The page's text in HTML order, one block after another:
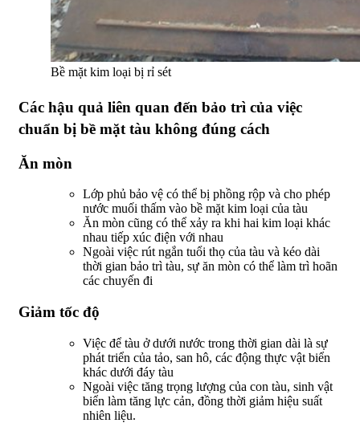
Bề mặt kim loại bị rỉ sét
Các hậu quả liên quan đến bảo trì của việc
chuẩn bị bề mặt tàu không đúng cách
Ăn mòn
Lớp phủ bảo vệ có thể bị phồng rộp và cho phép
nước muối thấm vào bề mặt kim loại của tàu
Ăn mòn cũng có thể xảy ra khi hai kim loại khác
nhau tiếp xúc điện với nhau
Ngoài việc rút ngắn tuổi thọ của tàu và kéo dài
thời gian bảo trì tàu, sự ăn mòn có thể làm trì hoãn
các chuyến đi
Giảm tốc độ
Việc để tàu ở dưới nước trong thời gian dài là sự
phát triển của tảo, san hô, các động thực vật biển
khác dưới đáy tàu
Ngoài việc tăng trọng lượng của con tàu, sinh vật
biển làm tăng lực cản, đồng thời giảm hiệu suất
nhiên liệu.